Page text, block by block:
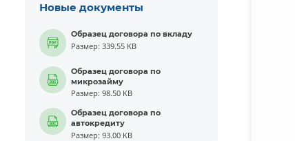
Новые документы
Образец договора по вкладу
Размер: 339.55 KB
Образец договора по
микрозайму
Размер: 98.50 KB
Образец договора по
автокредиту
Размер: 93.00 KB